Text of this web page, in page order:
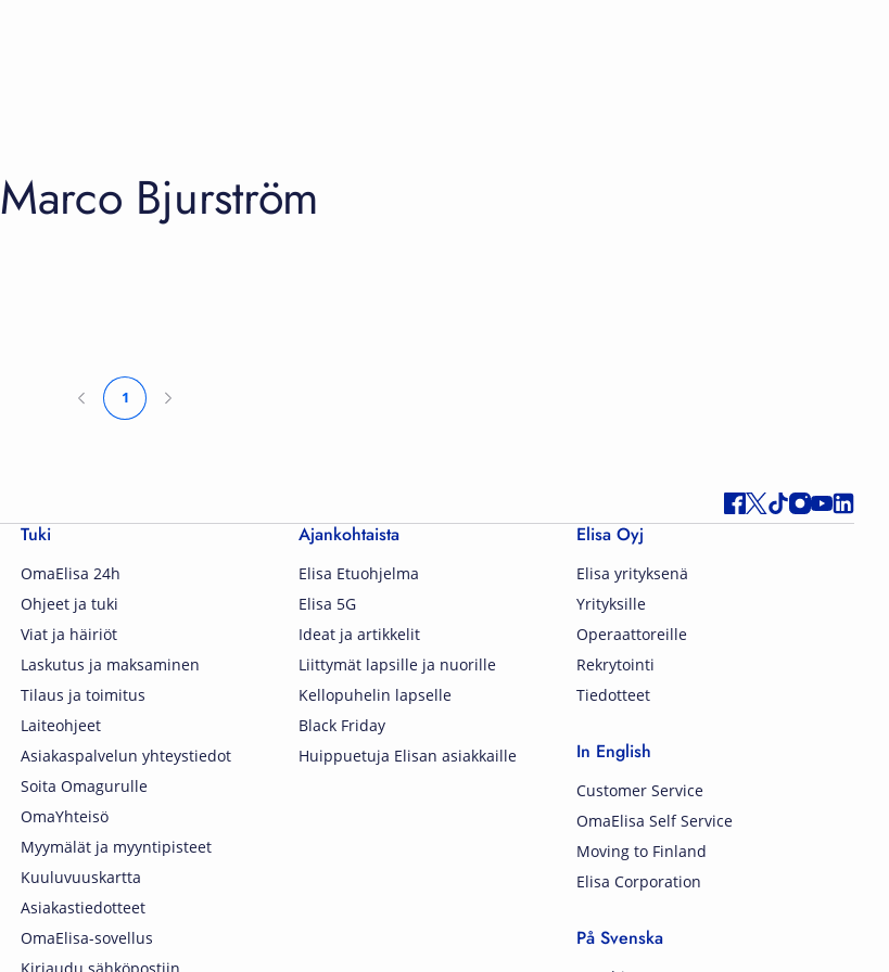
Marco Bjurström
1
Tuki
OmaElisa 24h
Ohjeet ja tuki
Viat ja häiriöt
Laskutus ja maksaminen
Tilaus ja toimitus
Laiteohjeet
Asiakaspalvelun yhteystiedot
Soita Omagurulle
OmaYhteisö
Myymälät ja myyntipisteet
Kuuluvuuskartta
Asiakastiedotteet
OmaElisa-sovellus
Ajankohtaista
Elisa Etuohjelma
Elisa 5G
Ideat ja artikkelit
Liittymät lapsille ja nuorille
Kellopuhelin lapselle
Black Friday
Huippuetuja Elisan asiakkaille
Elisa Oyj
Elisa yrityksenä
Yrityksille
Operaattoreille
Rekrytointi
Tiedotteet
In English
Customer Service
OmaElisa Self Service
Moving to Finland
Elisa Corporation
På Svenska